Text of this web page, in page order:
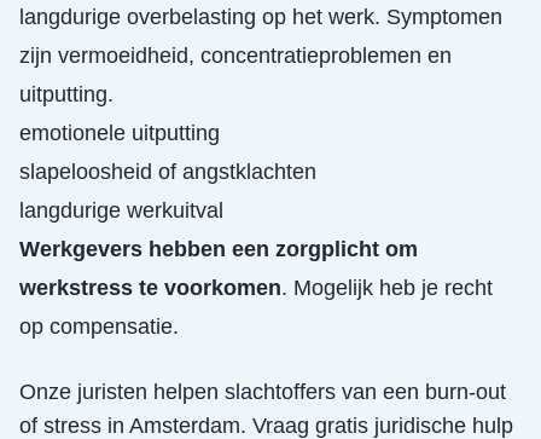
langdurige overbelasting op het werk. Symptomen
zijn vermoeidheid, concentratieproblemen en
uitputting.
emotionele uitputting
slapeloosheid of angstklachten
langdurige werkuitval
Werkgevers hebben een zorgplicht om
werkstress te voorkomen. Mogelijk heb je recht
op compensatie.
Onze juristen helpen slachtoffers van een burn-out
of stress in Amsterdam. Vraag gratis juridische hulp